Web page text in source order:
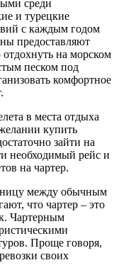
среди
и турецкие
с каждым годом
предоставляют
на морском
песком под
комфортное
в места отдыха
купить
зайти на
необходимый рейс и
на чартер.
между обычным
что чартер – это
Чартерным
Проще говоря,
своих